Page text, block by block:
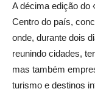
A décima edição do
Centro do país,
onde, durante dois
reunindo cidades,
mas também
turismo e destinos